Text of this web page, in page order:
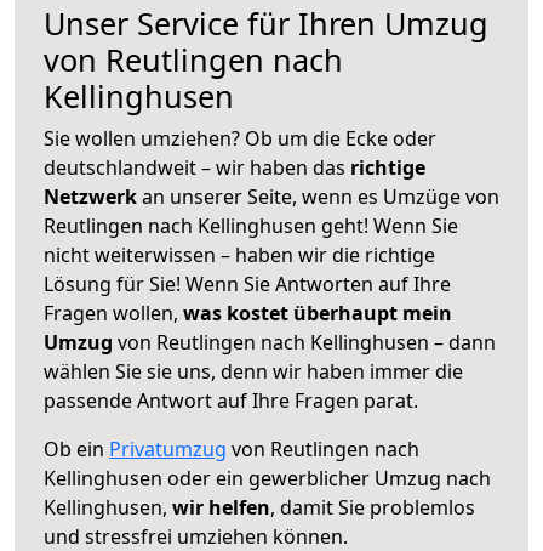
Unser Service für Ihren Umzug
von Reutlingen nach
Kellinghusen
Sie wollen umziehen? Ob um die Ecke oder
deutschlandweit – wir haben das richtige
Netzwerkan unserer Seite, wenn es Umzüge von
Reutlingen nach Kellinghusen geht! Wenn Sie
nicht weiterwissen – haben wir die richtige
Lösung für Sie! Wenn Sie Antworten auf Ihre
Fragen wollen, was kostet überhaupt mein
Umzug von Reutlingen nach Kellinghusen – dann
wählen Sie sie uns, denn wir haben immer die
passende Antwort auf Ihre Fragen parat.
Ob ein Privatumzug von Reutlingen nach
Kellinghusen oder ein gewerblicher Umzug nach
Kellinghusen, wir helfen, damit Sie problemlos
und stressfrei umziehen können.